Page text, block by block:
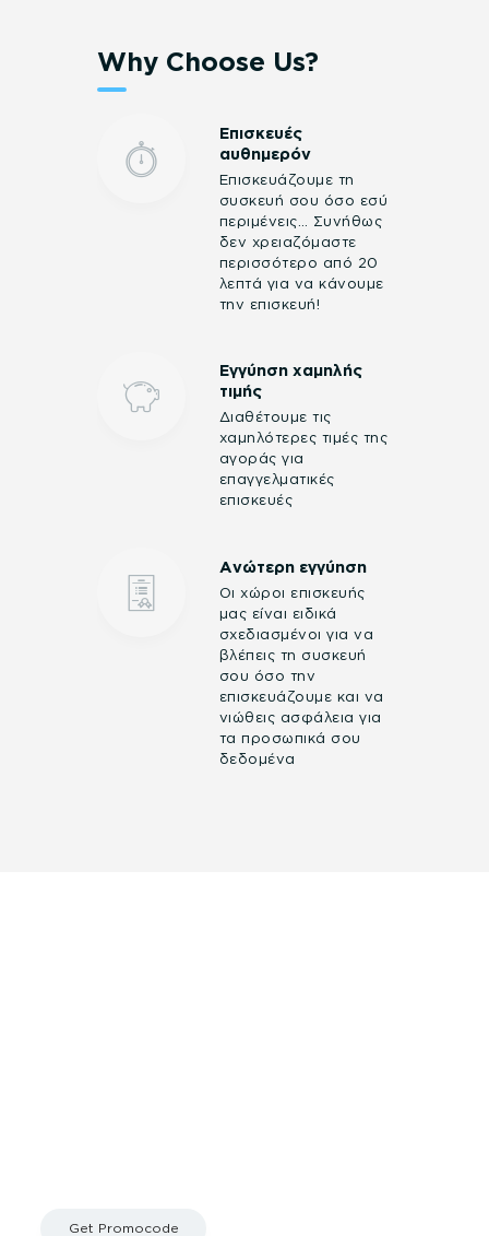
Why Choose Us?
Επισκευές
αυθημερόν
Επισκευάζουμε τη
συσκευή σου όσο εσύ
περιμένεις… Συνήθως
δεν χρειαζόμαστε
περισσότερο από 20
λεπτά για να κάνουμε
την επισκευή!
Εγγύηση χαμηλής
τιμής
Διαθέτουμε τις
χαμηλότερες τιμές της
αγοράς για
επαγγελματικές
επισκευές
Ανώτερη εγγύηση
Οι χώροι επισκευής
μας είναι ειδικά
σχεδιασμένοι για να
βλέπεις τη συσκευή
σου όσο την
επισκευάζουμε και να
νιώθεις ασφάλεια για
τα προσωπικά σου
δεδομένα
Get Promocode